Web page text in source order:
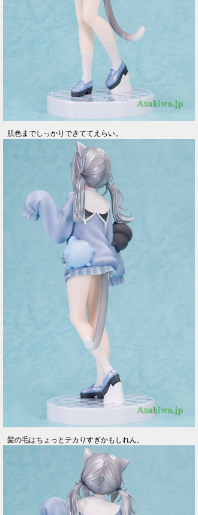
肌色までしっかりできててえらい。
髪の毛はちょっとテカりすぎかもしれん。